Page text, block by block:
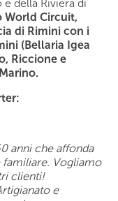
e della Riviera di
World Circuit,
di Rimini con i
(Bellaria Igea
Riccione e
anni che affonda
familiare. Vogliamo
clienti!
e